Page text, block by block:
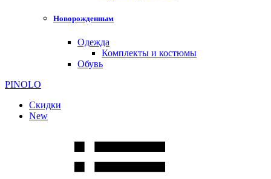
Новорожденным
Одежда
Комплекты и костюмы
Обувь
PINOLO
Скидки
New